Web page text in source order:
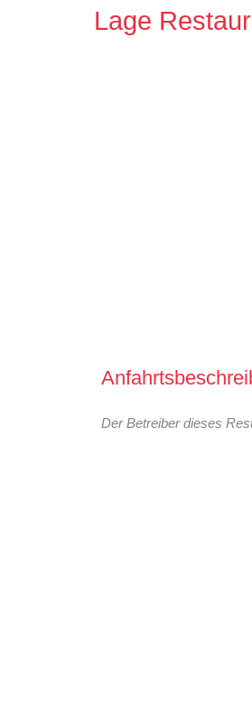
Lage
Der Betreiber dieses